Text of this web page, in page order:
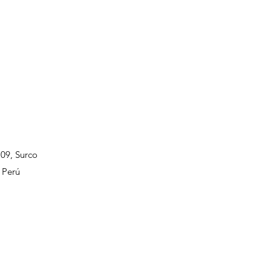
Surco